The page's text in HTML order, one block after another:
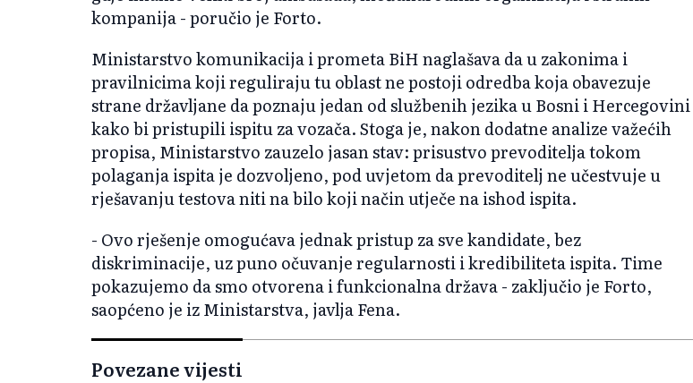
kompanija - poručio je Forto.
Ministarstvo komunikacija i prometa BiH naglašava da u zakonima i
pravilnicima koji reguliraju tu oblast ne postoji odredba koja obavezuje
strane državljane da poznaju jedan od službenih jezika u Bosni i Hercegovini
kako bi pristupili ispitu za vozača. Stoga je, nakon dodatne analize važećih
propisa, Ministarstvo zauzelo jasan stav: prisustvo prevoditelja tokom
polaganja ispita je dozvoljeno, pod uvjetom da prevoditelj ne učestvuje u
rješavanju testova niti na bilo koji način utječe na ishod ispita.
- Ovo rješenje omogućava jednak pristup za sve kandidate, bez
diskriminacije, uz puno očuvanje regularnosti i kredibiliteta ispita. Time
pokazujemo da smo otvorena i funkcionalna država - zaključio je Forto,
saopćeno je iz Ministarstva, javlja Fena.
Povezane vijesti